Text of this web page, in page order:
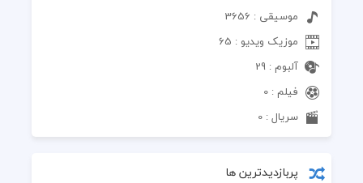
موسیقی : 3656
موزیک ویدیو : 65
آلبوم : 29
فیلم : 0
سریال : 0
پربازدیدترین ها